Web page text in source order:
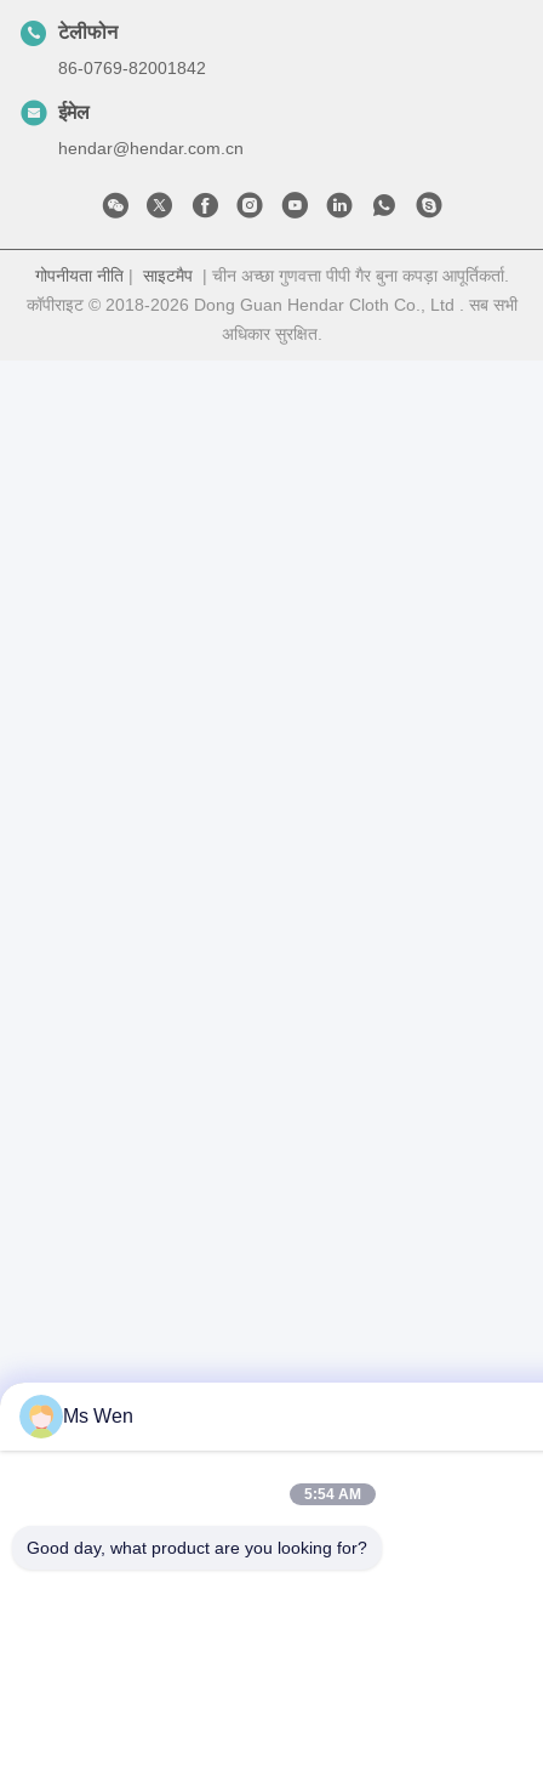
टेलीफोन
86-0769-82001842
ईमेल
hendar@hendar.com.cn
गोपनीयता नीति| साइटमैप| चीन अच्छा गुणवत्ता पीपी गैर बुना कपड़ा आपूर्तिकर्ता.
कॉपीराइट © 2018-2026 Dong Guan Hendar Cloth Co., Ltd . सब सभी
अधिकार सुरक्षित.
Ms Wen
5:54 AM
Good day, what product are you looking for?